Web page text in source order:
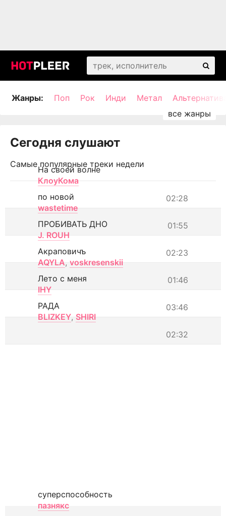
Жанры: Поп Рок Инди Метал
Сегодня слушают
Самые популярные треки недели
На своей волне
КлоуКома
02:28
по новой
wastetime
01:55
ПРОБИВАТЬ ДНО
J. ROUH
02:23
Акраповичъ
AQYLA, voskresenskii
01:46
Лето с меня
IHY
03:46
РАДА
BLIZKEY, SHIRI
02:32
суперспособность
пазнякс